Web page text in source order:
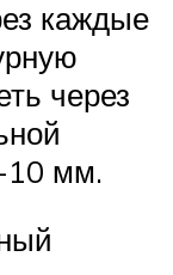
каждые
через
10 мм.